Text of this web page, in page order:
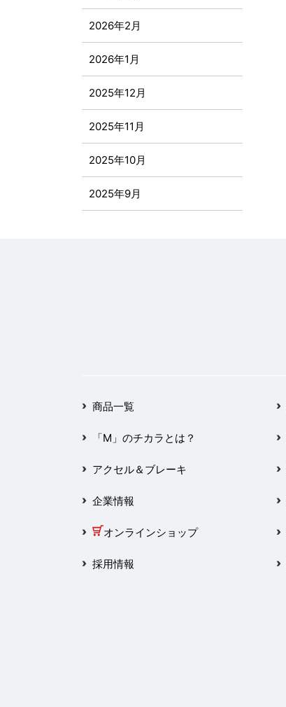
2026年2月
2026年1月
2025年12月
2025年11月
2025年10月
2025年9月
2025年1月
2024年12月
2024年11月
2024年10月
商品一覧
「M」のチカラとは？
アクセル＆ブレーキ
企業情報
オンラインショップ
採用情報